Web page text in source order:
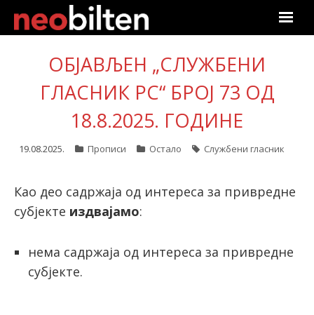
Почетна
Претрага
Актуелно
Подаци
Линкови
Претплата
ОБЈАВЉЕН „СЛУЖБЕНИ
ГЛАСНИК РС“ БРОЈ 73 ОД
18.8.2025. ГОДИНЕ
19.08.2025. Прописи Остало Службени гласник
Као део садржаја од интереса за привредне
субјекте издвајамо:
нема садржаја од интереса за привредне
субјекте.